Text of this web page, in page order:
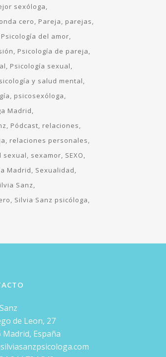
sexóloga
onda cero Pareja
parejas
Psicología del amor
Psicología de pareja
Psicología sexual
y salud mental
psicosexóloga
Madrid
Pódcast relaciones
relaciones personales
sexual sexamor SEXO
Madrid
Sexualidad
Sanz
Silvia Sanz psicóloga
de Leon, 27
Madrid, España